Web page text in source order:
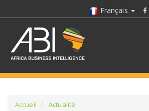
Français
Accueil
Actualité